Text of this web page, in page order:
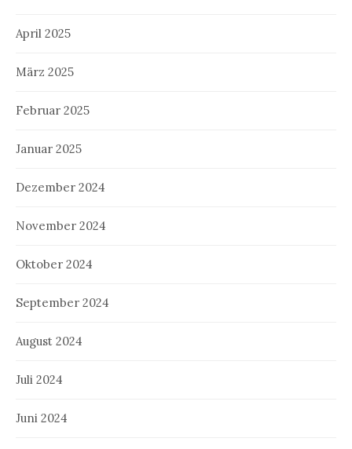
April 2025
März 2025
Februar 2025
Januar 2025
Dezember 2024
November 2024
Oktober 2024
September 2024
August 2024
Juli 2024
Juni 2024